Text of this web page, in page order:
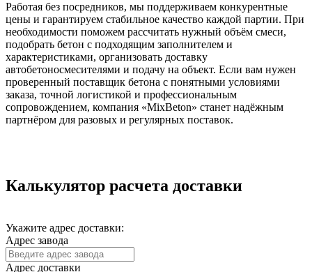
Работая без посредников, мы поддерживаем конкурентные
цены и гарантируем стабильное качество каждой партии. При
необходимости поможем рассчитать нужный объём смеси,
подобрать бетон с подходящим заполнителем и
характеристиками, организовать доставку
автобетоносмесителями и подачу на объект. Если вам нужен
проверенный поставщик бетона с понятными условиями
заказа, точной логистикой и профессиональным
сопровождением, компания «MixBeton» станет надёжным
партнёром для разовых и регулярных поставок.
Калькулятор расчета доставки
Укажите адрес доставки:
Адрес завода
Адрес доставки